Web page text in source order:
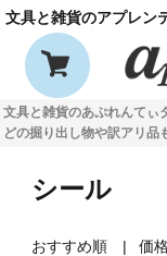
文具と雑貨のあぷれんてぃ
どの掘り出し物や訳アリ品
文具と雑貨のアプレン
シール
おすすめ順 価